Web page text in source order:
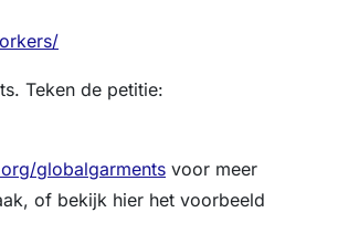
Teken de petitie:
globalgarments voor meer
of bekijk hier het voorbeeld